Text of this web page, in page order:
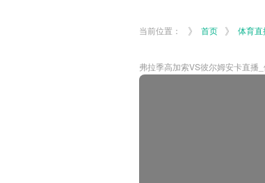
当前位置： 》 首页 》 体育直
弗拉季高加索VS彼尔姆安卡直播